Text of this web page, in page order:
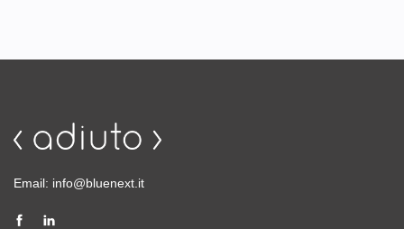
Email: info@bluenext.it